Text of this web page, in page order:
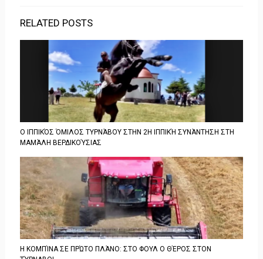
RELATED POSTS
Ο ΙΠΠΙΚΌΣ ΌΜΙΛΟΣ ΤΥΡΝΆΒΟΥ ΣΤΗΝ 2Η ΙΠΠΙΚΉ ΣΥΝΆΝΤΗΣΗ ΣΤΗ
ΜΑΜΆΛΗ ΒΕΡΔΙΚΟΎΣΙΑΣ
Η ΚΟΜΠΊΝΑ ΣΕ ΠΡΏΤΟ ΠΛΆΝΟ: ΣΤΟ ΦΟΥΛ Ο ΘΈΡΟΣ ΣΤΟΝ